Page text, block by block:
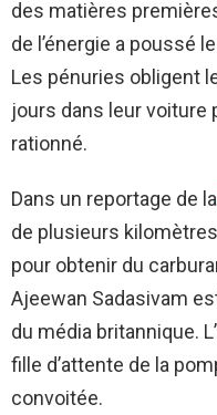
des matières
de l’énergie a poussé
Les pénuries obligent
jours dans leur voiture
rationné.
Dans un reportage de la
de plusieurs
pour obtenir du
Ajeewan Sadasivam
du média britannique.
fille d’attente de la
convoitée.